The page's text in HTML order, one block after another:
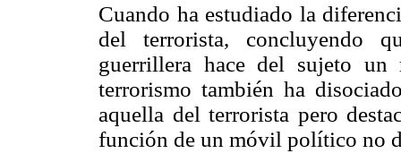
Cuando ha estudiado la
del terrorista, concluyendo
guerrillera hace del sujeto un
terrorismo también ha
aquella del terrorista pero
función de un móvil político no